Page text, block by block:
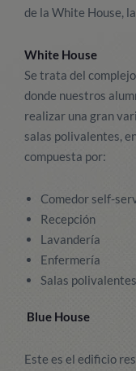
de la White House,
White House
Se trata del
donde nuestros
realizar una gran
salas polivalentes,
compuesta por:
Comedor self-
Recepción
Lavandería
Enfermería
Salas polivalentes
Blue House
Este es el edificio